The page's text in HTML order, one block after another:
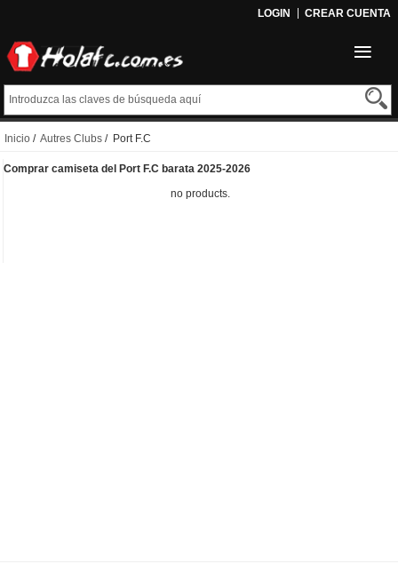
LOGIN CREAR CUENTA
Inicio / Autres Clubs / Port F.C
Comprar camiseta del Port F.C barata 2025-2026
no products.